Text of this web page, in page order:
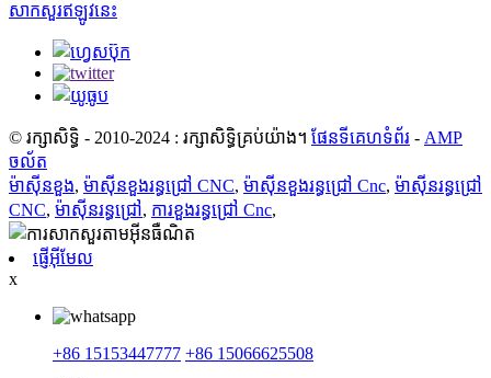
សាកសួរឥឡូវនេះ
© រក្សាសិទ្ធិ - 2010-2024 : រក្សាសិទ្ធិគ្រប់យ៉ាង។ ផែនទីគេហទំព័រ - AMP
ចល័ត
ម៉ាស៊ីនខួង, ម៉ាស៊ីនខួងរន្ធជ្រៅ CNC, ម៉ាស៊ីនខួងរន្ធជ្រៅ Cnc, ម៉ាស៊ីនរន្ធជ្រៅ
CNC, ម៉ាស៊ីនរន្ធជ្រៅ, ការខួងរន្ធជ្រៅ Cnc,
ផ្ញើអ៊ីមែល
x
+86 15153447777 +86 15066625508